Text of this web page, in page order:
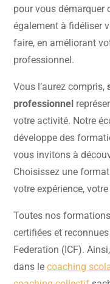
pour vous démarquer
également à fidéliser
faire, en améliorant
professionnel.
Vous l’aurez compris,
professionnel
votre activité. Notre
développe des
vous invitons à
Choisissez une
votre expérience,
Toutes nos
certifiées et
Federation (ICF).
dans lecoaching